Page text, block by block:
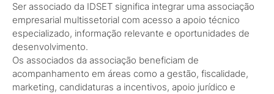
Ser associado da IDSET significa integrar uma associação
empresarial multissetorial com acesso a apoio técnico
especializado, informação relevante e oportunidades de
desenvolvimento.
Os associados da associação beneficiam de
acompanhamento em áreas como a gestão, fiscalidade,
marketing, candidaturas a incentivos, apoio jurídico e